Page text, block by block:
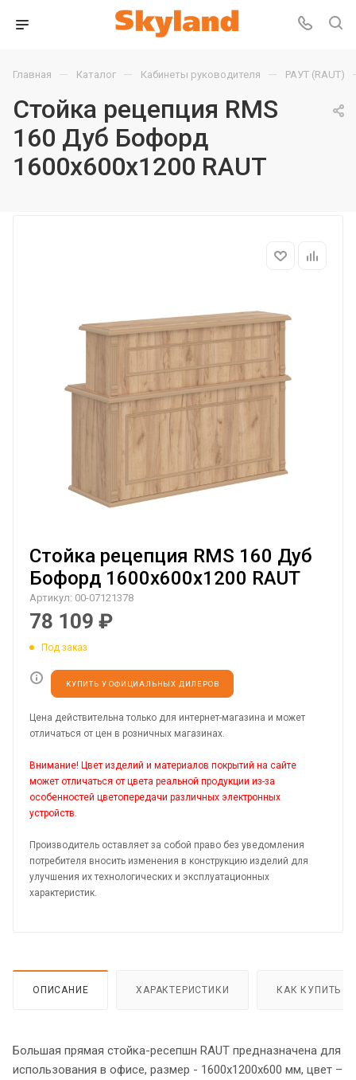
Главная — Каталог — Кабинеты руководителя — РАУТ (RAUT)
Стойка рецепция RMS
160 Дуб Бофорд
1600х600х1200 RAUT
Стойка рецепция RMS 160 Дуб
Бофорд 1600х600х1200 RAUT
Артикул: 00-07121378
78 109 ₽
Под заказ
КУПИТЬ У ОФИЦИАЛЬНЫХ ДИЛЕРОВ
Цена действительна только для интернет-магазина и может
отличаться от цен в розничных магазинах.
Внимание! Цвет изделий и материалов покрытий на сайте
может отличаться от цвета реальной продукции из-за
особенностей цветопередачи различных электронных
устройств.
Производитель оставляет за собой право без уведомления
потребителя вносить изменения в конструкцию изделий для
улучшения их технологических и эксплуатационных
характеристик.
ОПИСАНИЕ ХАРАКТЕРИСТИКИ КАК КУПИТЬ
Большая прямая стойка-ресепшн RAUT предназначена для
использования в офисе, размер - 1600х1200х600 мм, цвет –